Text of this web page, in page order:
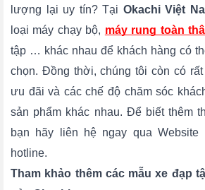
lượng lại uy tín? Tại Okachi Việt
loại máy chạy bộ, máy rung toàn
tập … khác nhau để khách hàng có
chọn. Đồng thời, chúng tôi còn có
ưu đãi và các chế độ chăm sóc
sản phẩm khác nhau. Để biết thêm
bạn hãy liên hệ ngay qua Website
hotline.
Tham khảo thêm các mẫu xe đạp